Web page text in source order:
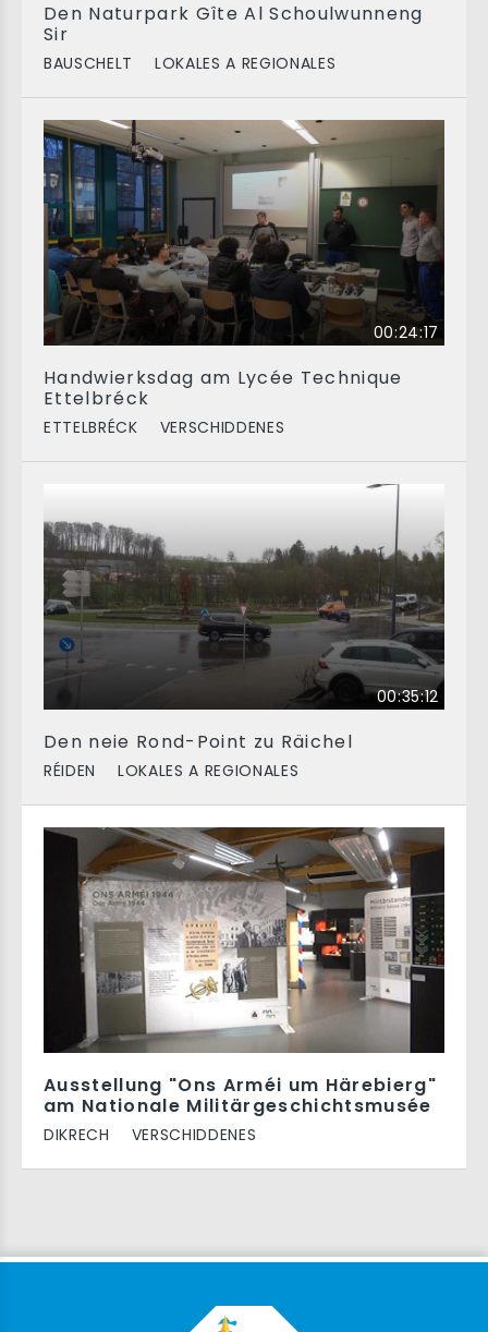
Den Naturpark Gîte Al Schoulwunneng
Sir
BAUSCHELT LOKALES A REGIONALES
00:24:17
Handwierksdag am Lycée Technique
Ettelbréck
ETTELBRÉCK VERSCHIDDENES
00:35:12
Den neie Rond-Point zu Räichel
RÉIDEN LOKALES A REGIONALES
Ausstellung "Ons Arméi um Härebierg"
am Nationale Militärgeschichtsmusée
DIKRECH VERSCHIDDENES